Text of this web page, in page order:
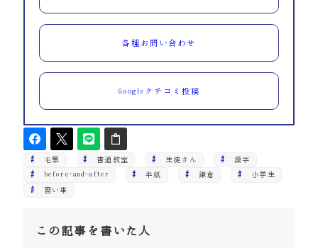
各種お問い合わせ
Googleクチコミ投稿
毛筆 書道教室 生徒さん 漢字
before-and-after 半紙 鎌倉 小学生
習い事
この記事を書いた人